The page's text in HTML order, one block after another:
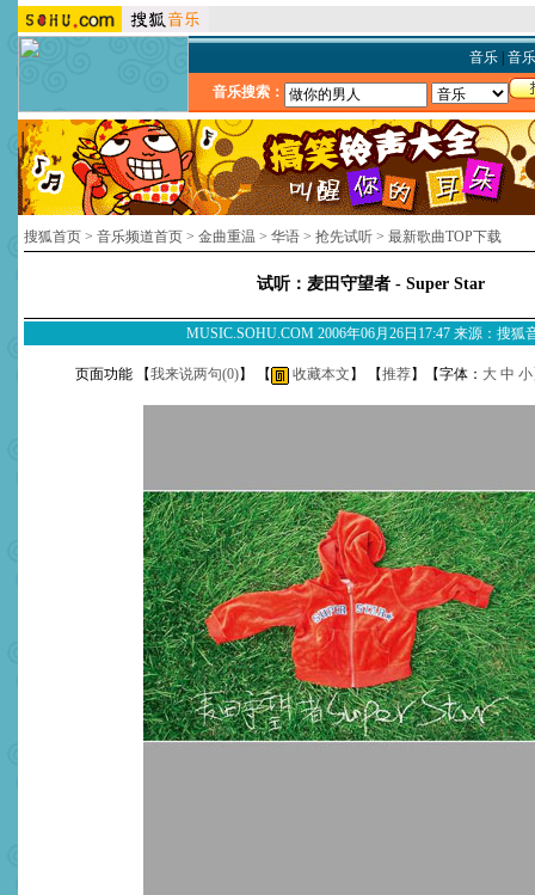
音乐| 音
音乐搜索：
搜狐首页 > 音乐频道首页 > 金曲重温 > 华语 > 抢先试听 > 最新歌曲TOP下载
试听：麦田守望者 - Super Star
MUSIC.SOHU.COM 2006年06月26日17:47 来源：搜狐
页面功能 【我来说两句(0)】 【 收藏本文 】 【推荐】【字体： 大 中 小